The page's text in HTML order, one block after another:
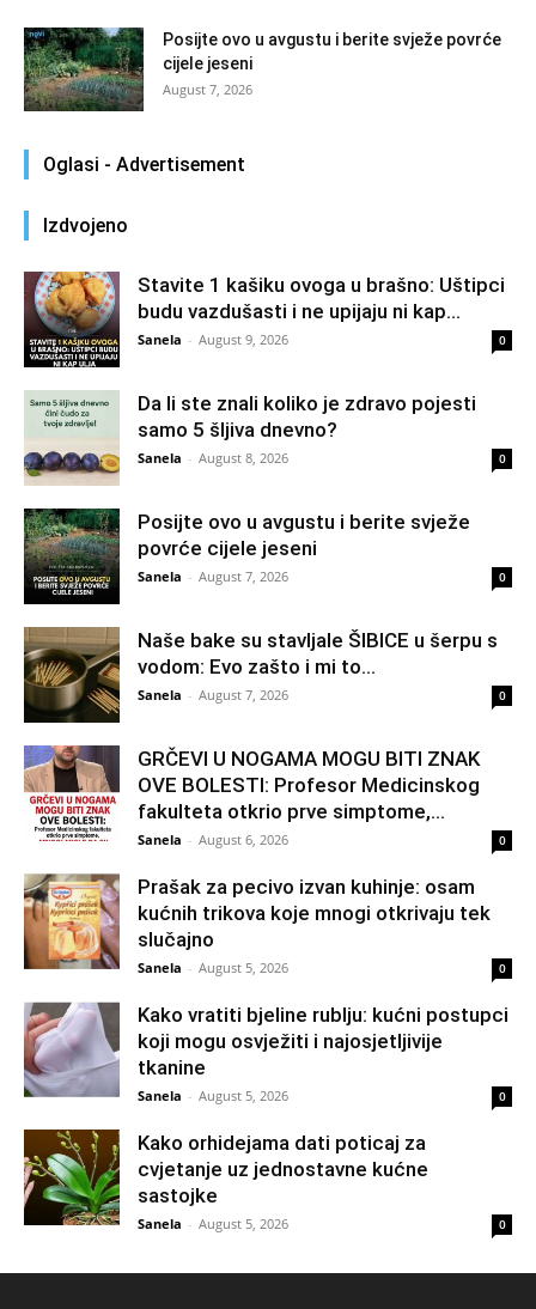
Posijte ovo u avgustu i berite svježe povrće
cijele jeseni
August 7, 2026
Oglasi - Advertisement
Izdvojeno
Stavite 1 kašiku ovoga u brašno: Uštipci
budu vazdušasti i ne upijaju ni kap...
Sanela - August 9, 2026 0
Da li ste znali koliko je zdravo pojesti
samo 5 šljiva dnevno?
Sanela - August 8, 2026 0
Posijte ovo u avgustu i berite svježe
povrće cijele jeseni
Sanela - August 7, 2026 0
Naše bake su stavljale ŠIBICE u šerpu s
vodom: Evo zašto i mi to...
Sanela - August 7, 2026 0
GRČEVI U NOGAMA MOGU BITI ZNAK
OVE BOLESTI: Profesor Medicinskog
fakulteta otkrio prve simptome,...
Sanela - August 6, 2026 0
Prašak za pecivo izvan kuhinje: osam
kućnih trikova koje mnogi otkrivaju tek
slučajno
Sanela - August 5, 2026 0
Kako vratiti bjeline rublju: kućni postupci
koji mogu osvježiti i najosjetljivije
tkanine
Sanela - August 5, 2026 0
Kako orhidejama dati poticaj za
cvjetanje uz jednostavne kućne
sastojke
Sanela - August 5, 2026 0